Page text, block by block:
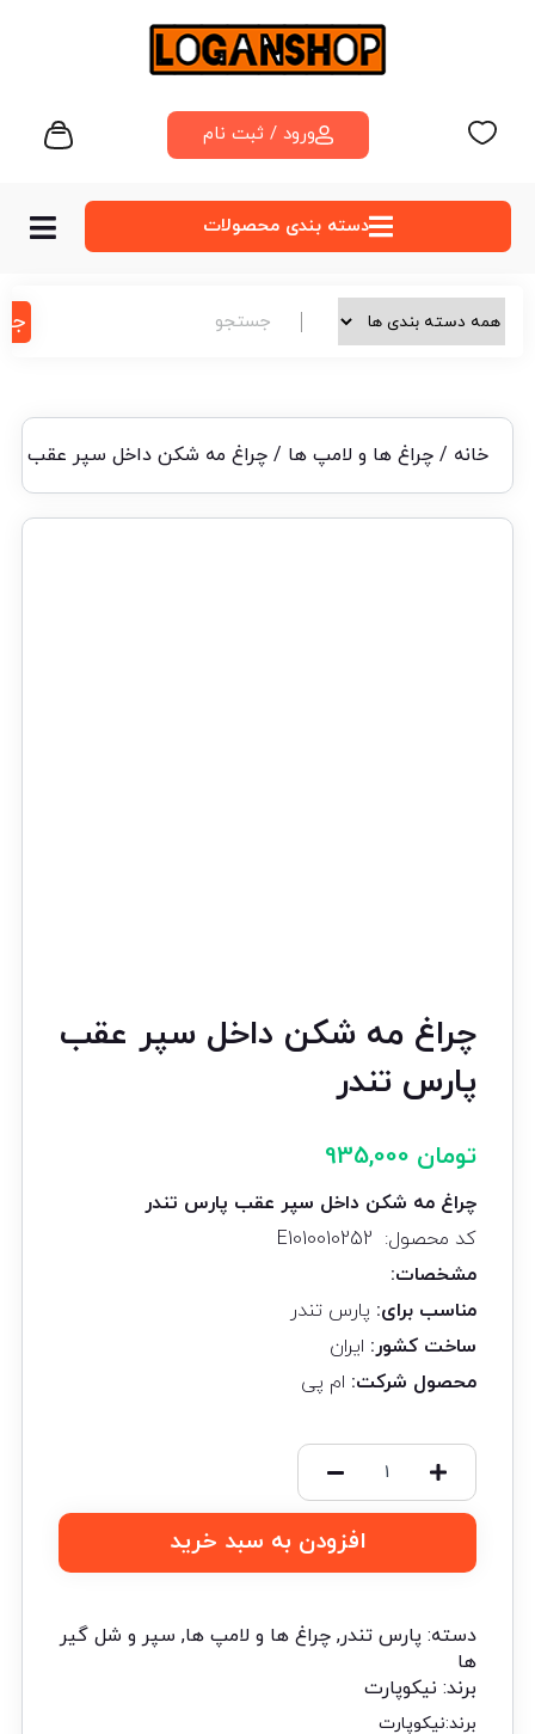
ورود / ثبت نام
دسته‌ بندی محصولات
خانه / چراغ ها و لامپ ها / چراغ مه شکن داخل سپر عقب
چراغ مه شکن داخل سپر عقب
پارس تندر
تومان
چراغ مه شکن داخل سپر عقب پارس تندر
کد محصول: E1010010252
مشخصات:
مناسب برای: پارس تندر
ساخت کشور: ایران
محصول شرکت: ام پی
افزودن به سبد خرید
دسته: پارس تندر, چراغ ها و لامپ ها, سپر و شل گیر
ها
برند: نیکوپارت
برند:نیکوپارت